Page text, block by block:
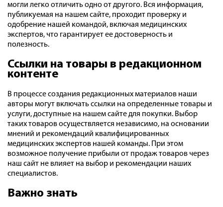
могли легко отличить одно от другого. Вся информация,
публикуемая на нашем сайте, проходит проверку и
одобрение нашей командой, включая медицинских
экспертов, что гарантирует ее достоверность и
полезность.
Ссылки на товары в редакционном
контенте
В процессе создания редакционных материалов наши
авторы могут включать ссылки на определенные товары и
услуги, доступные на нашем сайте для покупки. Выбор
таких товаров осуществляется независимо, на основании
мнений и рекомендаций квалифицированных
медицинских экспертов нашей команды. При этом
возможное получение прибыли от продаж товаров через
наш сайт не влияет на выбор и рекомендации наших
специалистов.
Важно знать